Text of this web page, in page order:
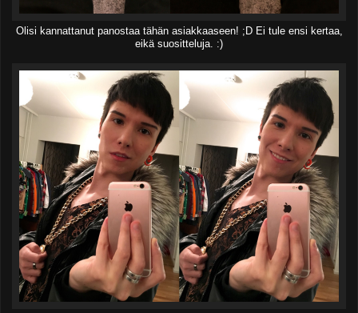
Olisi kannattanut panostaa tähän asiakkaaseen! ;D Ei tule ensi kertaa,
eikä suositteluja. :)